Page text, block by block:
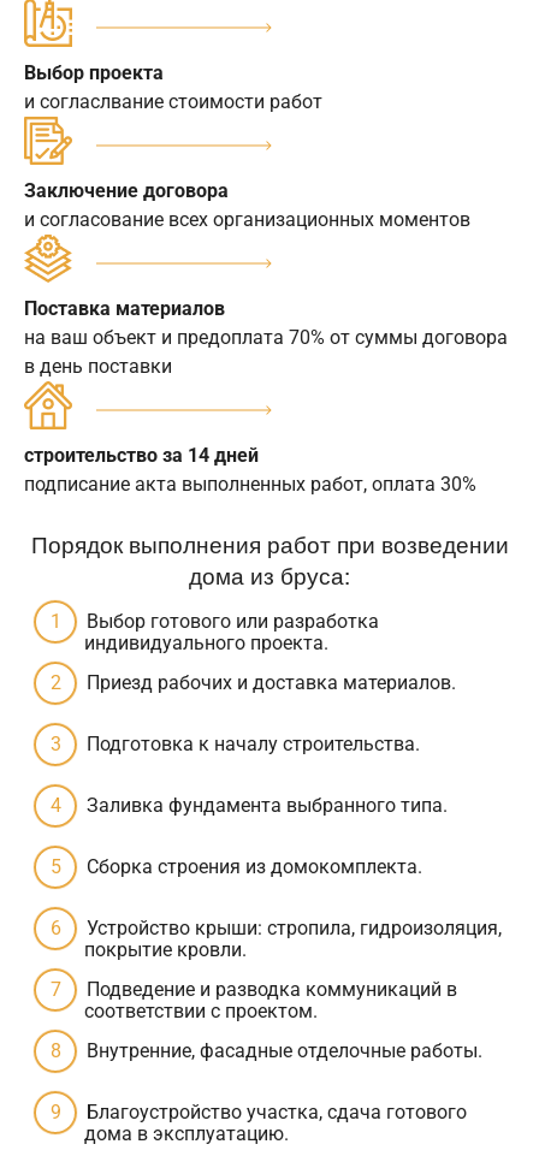
Выбор проекта
и согласлвание стоимости работ
Заключение договора
и согласование всех организационных моментов
Поставка материалов
на ваш объект и предоплата 70% от суммы договора
в день поставки
строительство за 14 дней
подписание акта выполненных работ, оплата 30%
Порядок выполнения работ при возведении
дома из бруса:
Выбор готового или разработка
индивидуального проекта.
Приезд рабочих и доставка материалов.
Подготовка к началу строительства.
Заливка фундамента выбранного типа.
Сборка строения из домокомплекта.
Устройство крыши: стропила, гидроизоляция,
покрытие кровли.
Подведение и разводка коммуникаций в
соответствии с проектом.
Внутренние, фасадные отделочные работы.
Благоустройство участка, сдача готового
дома в эксплуатацию.